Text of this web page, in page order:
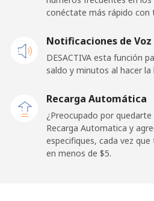
Claro
Landlines
⁦11.9¢⁩
Equatorial Guinea
conéctate más rápido con
Notificaciones de Voz
DESACTIVA esta función
saldo y minutos al hacer la
Recarga Automática
¿Preocupado por
Recarga Automatica y
especifiques, cada vez
en menos de ⁦$5⁩.